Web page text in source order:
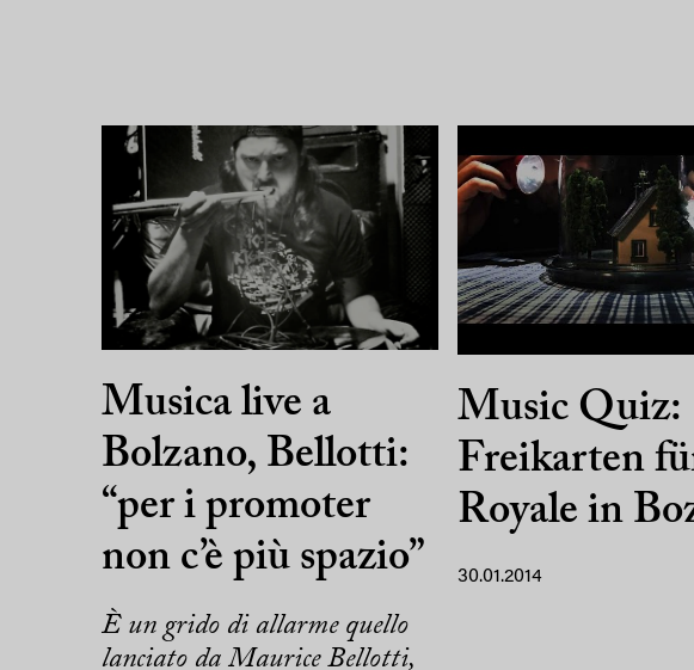
Musica live a
Bolzano, Bellotti:
“per i promoter
non c’è più spazio”
È un grido di allarme quello
lanciato da Maurice Bellotti,
Music Quiz:
Freikarten
Royale in
30.01.2014